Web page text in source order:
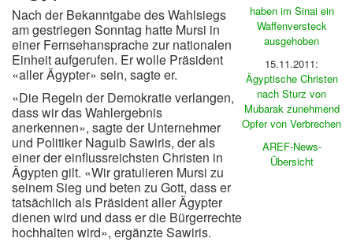
Nach der Bekanntgabe des Wahlsiegs
am gestriegen Sonntag hatte Mursi in
einer Fernsehansprache zur nationalen
Einheit aufgerufen. Er wolle Präsident
«aller Ägypter» sein, sagte er.
«Die Regeln der Demokratie verlangen,
dass wir das Wahlergebnis
anerkennen», sagte der Unternehmer
und Politiker Naguib Sawiris, der als
einer der einflussreichsten Christen in
Ägypten gilt. «Wir gratulieren Mursi zu
seinem Sieg und beten zu Gott, dass er
tatsächlich als Präsident aller Ägypter
dienen wird und dass er die Bürgerrechte
hochhalten wird», ergänzte Sawiris.
haben im Sinai ein
Waffenversteck
ausgehoben
15.11.2011:
Ägyptische Christen
nach Sturz von
Mubarak zunehmend
Opfer von Verbrechen
AREF-News-
Übersicht